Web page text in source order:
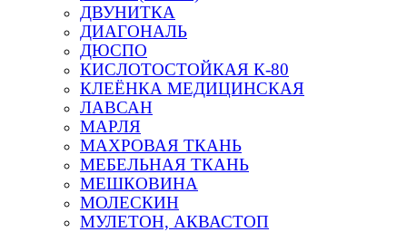
ДВУНИТКА
ДИАГОНАЛЬ
ДЮСПО
КИСЛОТОСТОЙКАЯ К-80
КЛЕЁНКА МЕДИЦИНСКАЯ
ЛАВСАН
МАРЛЯ
МАХРОВАЯ ТКАНЬ
МЕБЕЛЬНАЯ ТКАНЬ
МЕШКОВИНА
МОЛЕСКИН
МУЛЕТОН, АКВАСТОП